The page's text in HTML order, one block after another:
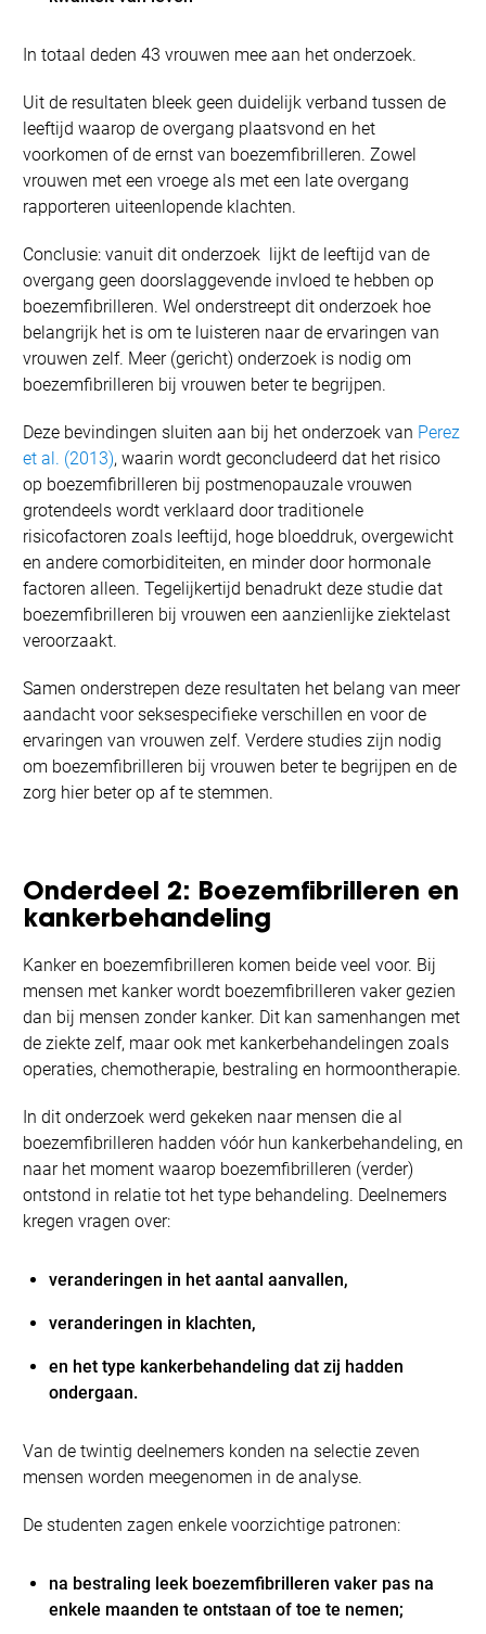
In totaal deden 43 vrouwen mee aan het onderzoek.
Uit de resultaten bleek geen duidelijk verband tussen de
leeftijd waarop de overgang plaatsvond en het
voorkomen of de ernst van boezemfibrilleren. Zowel
vrouwen met een vroege als met een late overgang
rapporteren uiteenlopende klachten.
Conclusie: vanuit dit onderzoek lijkt de leeftijd van de
overgang geen doorslaggevende invloed te hebben op
boezemfibrilleren. Wel onderstreept dit onderzoek hoe
belangrijk het is om te luisteren naar de ervaringen van
vrouwen zelf. Meer (gericht) onderzoek is nodig om
boezemfibrilleren bij vrouwen beter te begrijpen.
Deze bevindingen sluiten aan bij het onderzoek van Perez
et al. (2013), waarin wordt geconcludeerd dat het risico
op boezemfibrilleren bij postmenopauzale vrouwen
grotendeels wordt verklaard door traditionele
risicofactoren zoals leeftijd, hoge bloeddruk, overgewicht
en andere comorbiditeiten, en minder door hormonale
factoren alleen. Tegelijkertijd benadrukt deze studie dat
boezemfibrilleren bij vrouwen een aanzienlijke ziektelast
veroorzaakt.
Samen onderstrepen deze resultaten het belang van meer
aandacht voor seksespecifieke verschillen en voor de
ervaringen van vrouwen zelf. Verdere studies zijn nodig
om boezemfibrilleren bij vrouwen beter te begrijpen en de
zorg hier beter op af te stemmen.
Onderdeel 2: Boezemfibrilleren en
kankerbehandeling
Kanker en boezemfibrilleren komen beide veel voor. Bij
mensen met kanker wordt boezemfibrilleren vaker gezien
dan bij mensen zonder kanker. Dit kan samenhangen met
de ziekte zelf, maar ook met kankerbehandelingen zoals
operaties, chemotherapie, bestraling en hormoontherapie.
In dit onderzoek werd gekeken naar mensen die al
boezemfibrilleren hadden vóór hun kankerbehandeling, en
naar het moment waarop boezemfibrilleren (verder)
ontstond in relatie tot het type behandeling. Deelnemers
kregen vragen over:
veranderingen in het aantal aanvallen,
veranderingen in klachten,
en het type kankerbehandeling dat zij hadden
ondergaan.
Van de twintig deelnemers konden na selectie zeven
mensen worden meegenomen in de analyse.
De studenten zagen enkele voorzichtige patronen:
na bestraling leek boezemfibrilleren vaker pas na
enkele maanden te ontstaan of toe te nemen;